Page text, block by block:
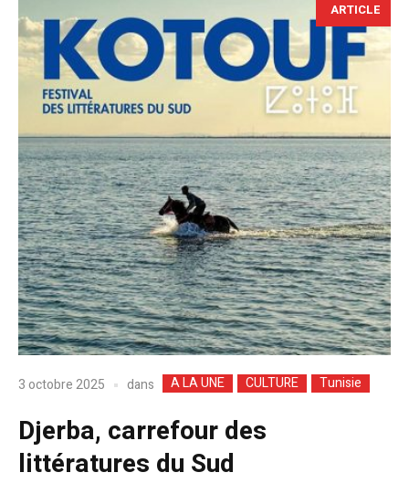
ARTICLE
3 octobre 2025 dans A LA UNE CULTURE Tunisie
Djerba, carrefour des
littératures du Sud